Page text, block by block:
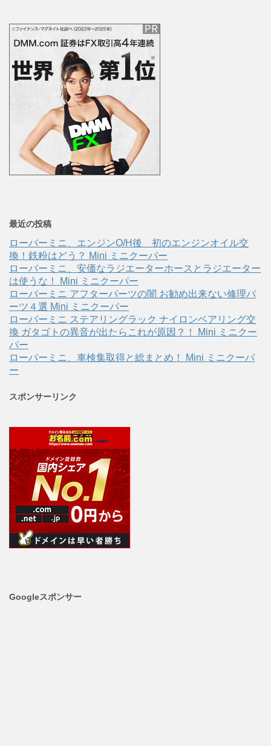
最近の投稿
ローバーミニ、エンジンO/H後 初のエンジンオイル交
換！鉄粉はどう？ Mini ミニクーパー
ローバーミニ、安価なラジエーターホースとラジエーター
は使うな！ Mini ミニクーパー
ローバーミニ アフターパーツの闇 お勧め出来ない修理パ
ーツ４選 Mini ミニクーパー
ローバーミニ ステアリングラック ナイロンベアリング交
換 ガタゴトの異音が出たらこれが原因？！ Mini ミニクー
パー
ローバーミニ、車検集取得と総まとめ！ Mini ミニクーパ
ー
スポンサーリンク
Googleスポンサー